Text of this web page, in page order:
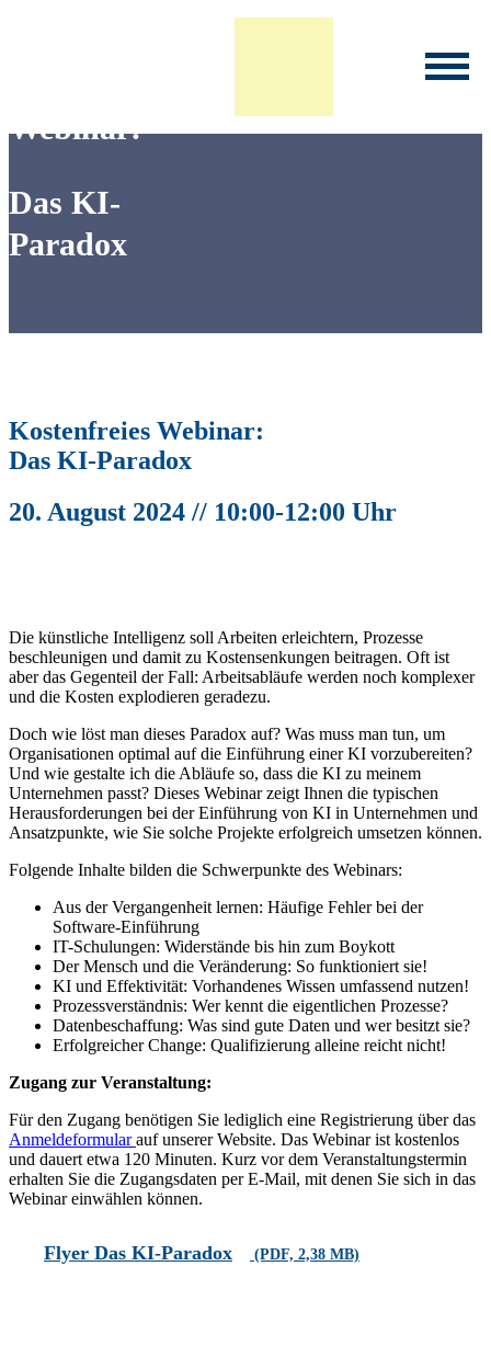
Webinar:
Das KI-
Paradox
Kostenfreies Webinar:
Das KI-Paradox
20. August 2024 // 10:00-12:00 Uhr
Die künstliche Intelligenz soll Arbeiten erleichtern, Prozesse
beschleunigen und damit zu Kostensenkungen beitragen. Oft ist
aber das Gegenteil der Fall: Arbeitsabläufe werden noch komplexer
und die Kosten explodieren geradezu.
Doch wie löst man dieses Paradox auf? Was muss man tun, um
Organisationen optimal auf die Einführung einer KI vorzubereiten?
Und wie gestalte ich die Abläufe so, dass die KI zu meinem
Unternehmen passt? Dieses Webinar zeigt Ihnen die typischen
Herausforderungen bei der Einführung von KI in Unternehmen und
Ansatzpunkte, wie Sie solche Projekte erfolgreich umsetzen können.
Folgende Inhalte bilden die Schwerpunkte des Webinars:
Aus der Vergangenheit lernen: Häufige Fehler bei der
Software-Einführung
IT-Schulungen: Widerstände bis hin zum Boykott
Der Mensch und die Veränderung: So funktioniert sie!
KI und Effektivität: Vorhandenes Wissen umfassend nutzen!
Prozessverständnis: Wer kennt die eigentlichen Prozesse?
Datenbeschaffung: Was sind gute Daten und wer besitzt sie?
Erfolgreicher Change: Qualifizierung alleine reicht nicht!
Zugang zur Veranstaltung:
Für den Zugang benötigen Sie lediglich eine Registrierung über das
Anmeldeformular auf unserer Website. Das Webinar ist kostenlos
und dauert etwa 120 Minuten. Kurz vor dem Veranstaltungstermin
erhalten Sie die Zugangsdaten per E-Mail, mit denen Sie sich in das
Webinar einwählen können.
Flyer Das KI-Paradox (PDF, 2,38 MB)